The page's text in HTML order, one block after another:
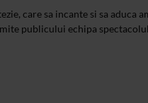
care sa incante si sa aduca
publicului echipa